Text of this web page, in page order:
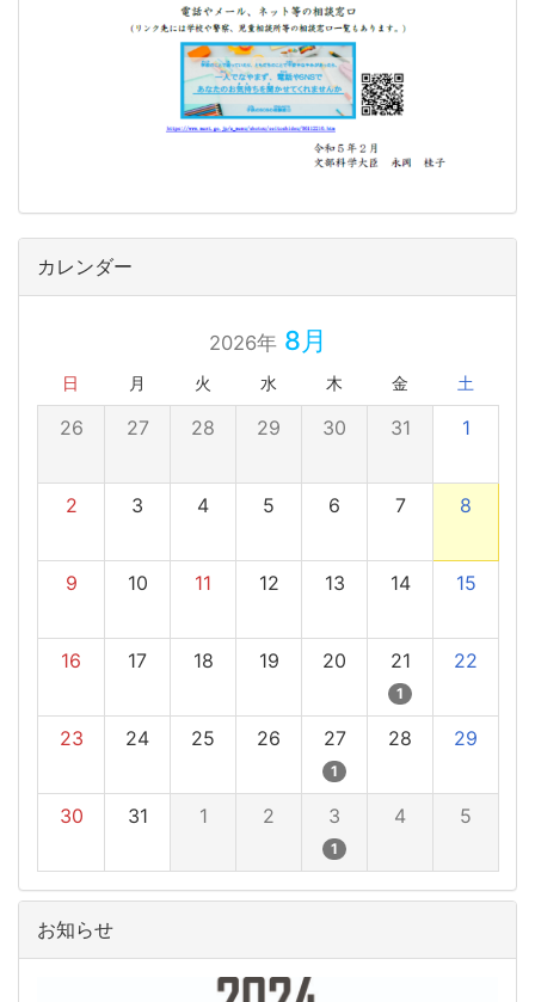
カレンダー
2026年8月
日 月 火 水 木 金 土
26 27 28 29 30 31 1
2 3 4 5 6 7 8
9 10 11 12 13 14 15
16 17 18 19 20 21
1
22
23 24 25 26 27
1
28 29
30 31 1 2 3
1
4 5
お知らせ